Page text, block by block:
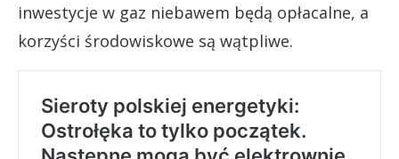
inwestycje w gaz niebawem będą opłacalne, a
korzyści środowiskowe są wątpliwe.